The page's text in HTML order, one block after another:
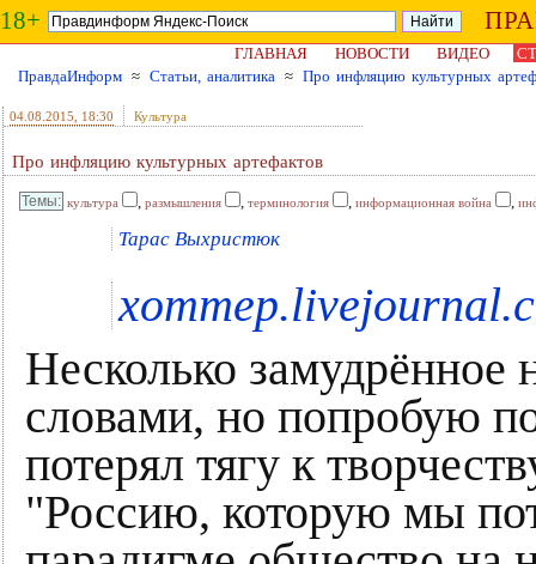
18+
ГЛАВНАЯ НОВОСТИ ВИДЕО
ПравдаИнформ ≈ Статьи, аналитика ≈ Про инфляцию культурных
04.08.2015 , 18:30 Культура
Про инфляцию культурных артефактов
культура , размышления , терминология , информационная война ,
Тарас Выхристюк
Несколько замудрённое
словами, но попробую
потерял тягу к
"Россию, которую мы